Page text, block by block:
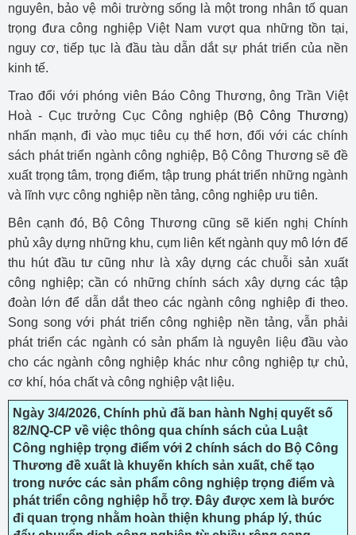
nguyên, bảo vệ môi trường sống là một trong nhân tố quan
trọng đưa công nghiệp Việt Nam vượt qua những tồn tại,
nguy cơ, tiếp tục là đầu tàu dẫn dắt sự phát triển của nền
kinh tế.
Trao đổi với phóng viên Báo Công Thương, ông Trần Việt
Hoà - Cục trưởng Cục Công nghiệp (Bộ Công Thương)
nhấn mạnh, đi vào mục tiêu cụ thể hơn, đối với các chính
sách phát triển ngành công nghiệp, Bộ Công Thương sẽ đề
xuất trọng tâm, trọng điểm, tập trung phát triển những ngành
và lĩnh vực công nghiệp nền tảng, công nghiệp ưu tiên.
Bên cạnh đó, Bộ Công Thương cũng sẽ kiến nghị Chính
phủ xây dựng những khu, cụm liên kết ngành quy mô lớn để
thu hút đầu tư cũng như là xây dựng các chuỗi sản xuất
công nghiệp; cần có những chính sách xây dựng các tập
đoàn lớn để dẫn dắt theo các ngành công nghiệp đi theo.
Song song với phát triển công nghiệp nền tảng, vẫn phải
phát triển các ngành có sản phẩm là nguyên liệu đầu vào
cho các ngành công nghiệp khác như công nghiệp tự chủ,
cơ khí, hóa chất và công nghiệp vật liệu.
Ngày 3/4/2026, Chính phủ đã ban hành Nghị quyết số
82/NQ-CP về việc thông qua chính sách của Luật
Công nghiệp trọng điểm với 2 chính sách do Bộ Công
Thương đề xuất là khuyến khích sản xuất, chế tạo
trong nước các sản phẩm công nghiệp trọng điểm và
phát triển công nghiệp hỗ trợ. Đây được xem là bước
đi quan trọng nhằm hoàn thiện khung pháp lý, thúc